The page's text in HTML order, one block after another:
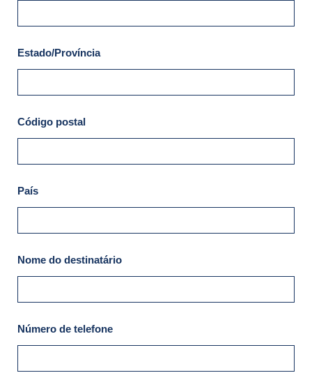
Estado/Província
Código postal
País
Nome do destinatário
Número de telefone